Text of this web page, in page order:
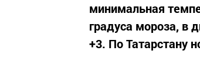
минимальная
градуса мороза, в
+3. По Татарстану